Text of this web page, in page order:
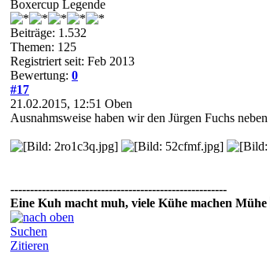
Boxercup Legende
Beiträge: 1.532
Themen: 125
Registriert seit: Feb 2013
Bewertung: 0
#17
21.02.2015, 12:51 Oben
Ausnahmsweise haben wir den Jürgen Fuchs
-------------------------------------------------------
Eine Kuh macht muh, viele Kühe machen Mühe
Suchen
Zitieren